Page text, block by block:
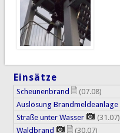
Einsätze
Scheunenbrand
(07.08)
Auslösung Brandmeldeanlage
Straße unter Wasser
(31.07)
Waldbrand
(30.07)